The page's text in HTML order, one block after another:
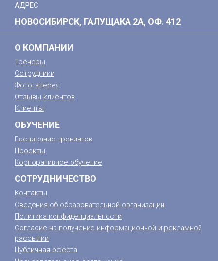
АДРЕС
НОВОСИБИРСК, ГАЛУЩАКА 2А, ОФ. 412
О КОМПАНИИ
Тренеры
Сотрудники
Фотогалерея
Отзывы клиентов
Клиенты
ОБУЧЕНИЕ
Расписание тренингов
Проекты
Корпоративное обучение
СОТРУДНИЧЕСТВО
Контакты
Сведения об образовательной организации
Политика конфиденциальности
Согласие на получение информационной и рекламной
рассылки
Публичная оферта